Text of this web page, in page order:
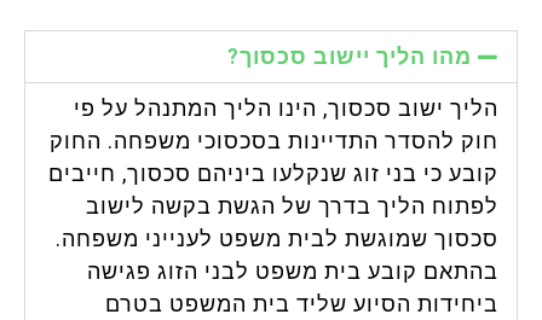
מהו הליך יישוב סכסוך?
הליך ישוב סכסוך, הינו הליך המתנהל על פי
חוק להסדר התדיינות בסכסוכי משפחה. החוק
קובע כי בני זוג שנקלעו ביניהם סכסוך, חייבים
לפתוח הליך בדרך של הגשת בקשה לישוב
סכסוך שמוגשת לבית משפט לענייני משפחה.
בהתאם קובע בית משפט לבני הזוג פגישה
ביחידות הסיוע שליד בית המשפט בטרם